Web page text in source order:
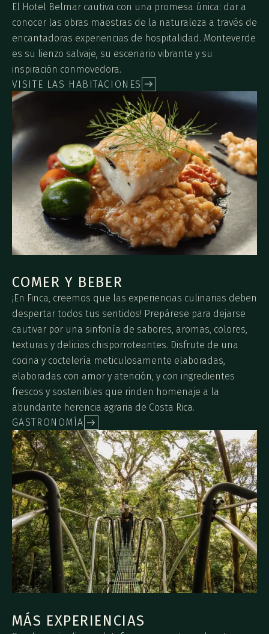
El Hotel Belmar cautiva con una promesa única: dar a
conocer las obras maestras de la naturaleza a través de
encantadoras experiencias de hospitalidad. Monteverde
es su lienzo salvaje, su escenario vibrante y su
inspiración conmovedora.
VISITE LAS HABITACIONES
COMER Y BEBER
¡En Finca, creemos que las experiencias culinarias deben
despertar todos tus sentidos! Prepárese para dejarse
cautivar por una sinfonía de sabores, aromas, colores,
texturas y delicias chisporroteantes. Disfrute de una
cocina y coctelería meticulosamente elaboradas,
elaboradas con amor y atención, y con ingredientes
frescos y sostenibles que rinden homenaje a la
abundante herencia agraria de Costa Rica.
GASTRONOMÍA
MÁS EXPERIENCIAS